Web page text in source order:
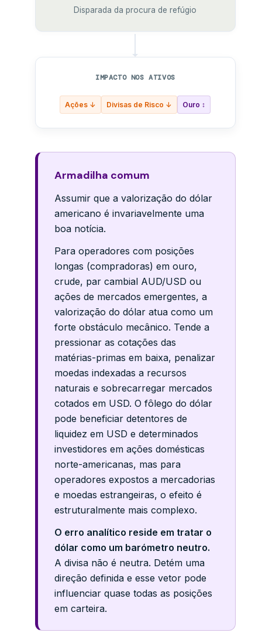
Disparada da procura de refúgio
IMPACTO NOS ATIVOS
Ações ↓ Divisas de Risco ↓ Ouro ↕
Armadilha comum
Assumir que a valorização do dólar
americano é invariavelmente uma
boa notícia.
Para operadores com posições
longas (compradoras) em ouro,
crude, par cambial AUD/USD ou
ações de mercados emergentes, a
valorização do dólar atua como um
forte obstáculo mecânico. Tende a
pressionar as cotações das
matérias-primas em baixa, penalizar
moedas indexadas a recursos
naturais e sobrecarregar mercados
cotados em USD. O fôlego do dólar
pode beneficiar detentores de
liquidez em USD e determinados
investidores em ações domésticas
norte-americanas, mas para
operadores expostos a mercadorias
e moedas estrangeiras, o efeito é
estruturalmente mais complexo.
O erro analítico reside em tratar o
dólar como um barómetro neutro.
A divisa não é neutra. Detém uma
direção definida e esse vetor pode
influenciar quase todas as posições
em carteira.